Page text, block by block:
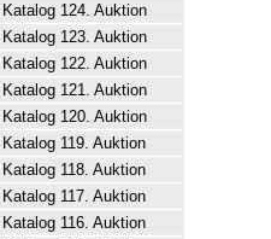
Katalog 124. Auktion
Katalog 123. Auktion
Katalog 122. Auktion
Katalog 121. Auktion
Katalog 120. Auktion
Katalog 119. Auktion
Katalog 118. Auktion
Katalog 117. Auktion
Katalog 116. Auktion